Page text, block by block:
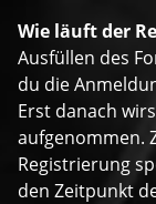
Wie läuft der
Ausfüllen des
du die
Erst danach
aufgenommen.
Registrierung
den Zeitpunkt